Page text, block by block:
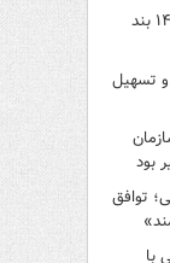
فصل نوین در دیپلماسی ایران؛ جزئیات ۱۴ بند
و تسهیل
بود
توافق
با